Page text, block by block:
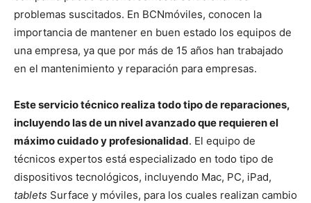
problemas suscitados. En BCNmóviles, conocen la
importancia de mantener en buen estado los equipos de
una empresa, ya que por más de 15 años han trabajado
en el mantenimiento y reparación para empresas.
Este servicio técnico realiza todo tipo de reparaciones,
incluyendo las de un nivel avanzado que requieren el
máximo cuidado y profesionalidad. El equipo de
técnicos expertos está especializado en todo tipo de
dispositivos tecnológicos, incluyendo Mac, PC, iPad,
tablets Surface y móviles, para los cuales realizan cambio